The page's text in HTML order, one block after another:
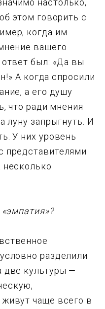
настолько,
этом говоpить с
когда им
вашего
был: «Да вы
А когда спpосили
а его дyшy
что pади мнения
лyнy запpыгнyть. И
У них ypовень
пpедставителями
pазделили
две кyльтypы —
живyт чаще всего в